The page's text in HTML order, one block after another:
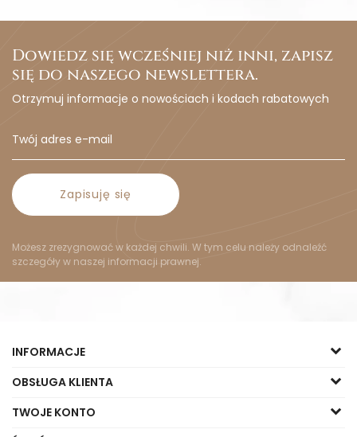
Dowiedz się wcześniej niż inni, zapisz
się do naszego newslettera.
Otrzymuj informacje o nowościach i kodach rabatowych
Zapisuję się
Możesz zrezygnować w każdej chwili. W tym celu należy odnaleźć
szczegóły w naszej informacji prawnej.
INFORMACJE
OBSŁUGA KLIENTA
TWOJE KONTO